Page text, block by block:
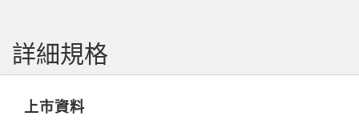
詳細規格
上市資料